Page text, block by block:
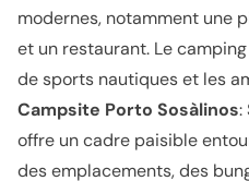
modernes, notamment une
et un restaurant. Le
de sports nautiques et les
Campsite Porto Sosàlinos:
offre un cadre paisible
des emplacements, des